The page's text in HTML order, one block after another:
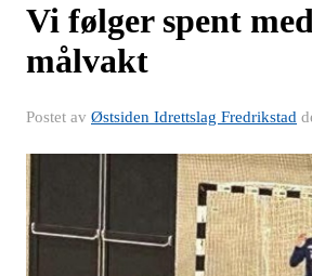
Vi følger spent
målvakt
Postet av Østsiden Idrettslag Fredrikstad